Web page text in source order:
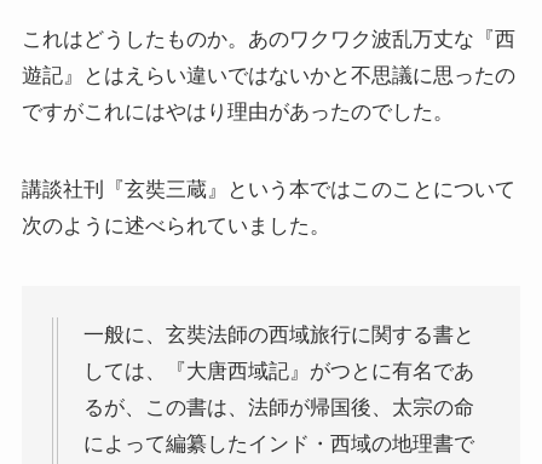
イギリス・ドイツ文学と歴史・文化
蜷川幸雄と現代演劇
イギリスの文豪ディケンズ
これはどうしたものか。あのワクワク波乱万丈な『西
遊記』とはえらい違いではないかと不思議に思ったの
ですがこれにはやはり理由があったのでした。
講談社刊『玄奘三蔵』という本ではこのことについて
次のように述べられていました。
一般に、玄奘法師の西域旅行に関する書と
しては、『大唐西域記』がつとに有名であ
るが、この書は、法師が帰国後、太宗の命
によって編纂したインド・西域の地理書で